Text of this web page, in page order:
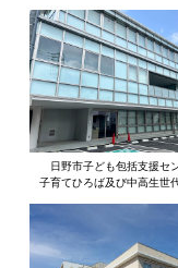
日野市子ども包括支援セ
子育てひろば及び中高生世